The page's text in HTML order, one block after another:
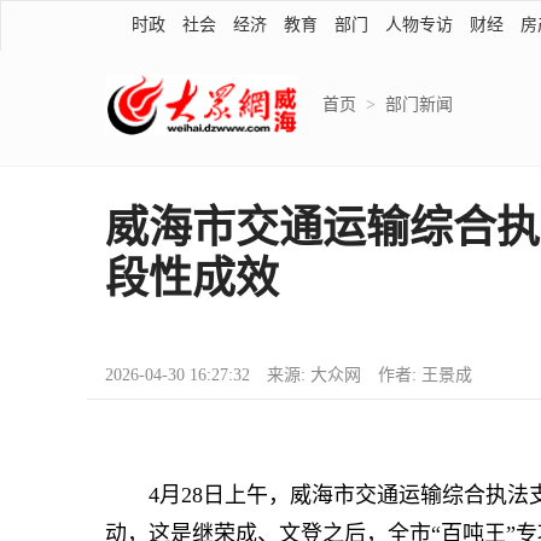
时政 社会 经济 教育 部门 人物专访 财经 房
首页 > 部门新闻
威海市交通运输综合
段性成效
2026-04-30 16:27:32 来源: 大众网 作者: 王景成
4月28日上午，威海市交通运输综合执法
动，这是继荣成、文登之后，全市“百吨王”